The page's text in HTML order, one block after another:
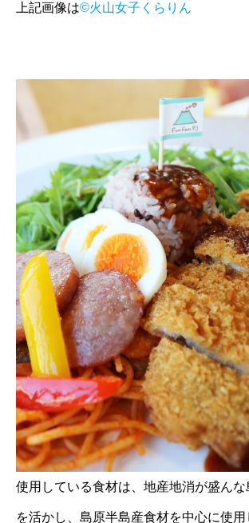
上記画像は©火山女子くらりん
使用している食材は、地産地消が盛ん
を活かし、島原半島産食材を中心に使用